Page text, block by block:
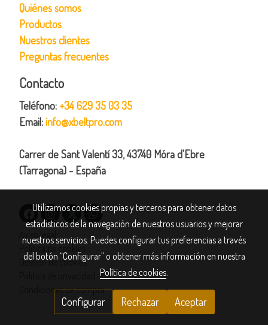
Quiénes somos
Productos
Nuestros clientes
Preguntas frecuentes
Contacto
Teléfono: +34 629 35 03 35
Email:info@xbeltpro.com
Carrer de Sant Valentí 33, 43740 Móra d'Ebre
(Tarragona) - España
Aviso legal
Gestión de cookies
Condiciones de compra
Utilizamos cookies propias y terceros para obtener datos
estadísticos de la navegación de nuestros usuarios y mejorar
nuestros servicios. Puedes configurar tus preferencias a través
del botón “Configurar” o obtener más información en nuestra
Política de cookies.
Configurar Rechazar Aceptar